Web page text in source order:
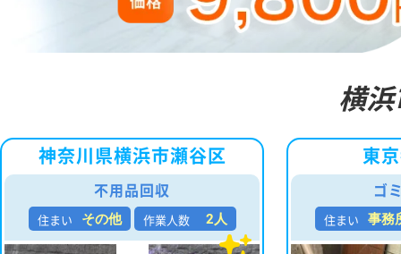
横
神奈川県横浜市瀬谷区
不用品回収
住まい その他 作業人数 2人
東
ゴ
住まい 事務